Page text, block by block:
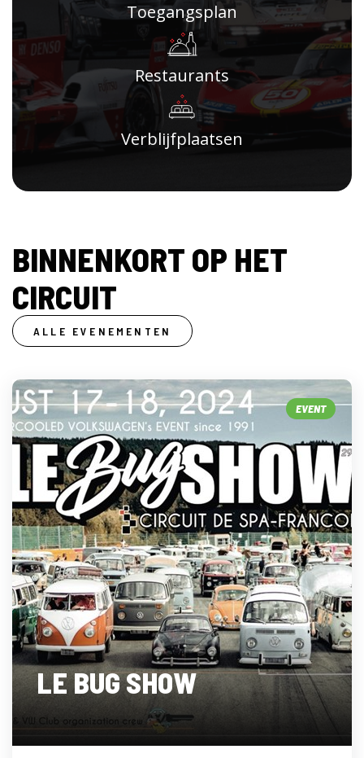
Toegangsplan
Restaurants
Verblijfplaatsen
BINNENKORT OP HET
CIRCUIT
ALLE EVENEMENTEN
LE BUG SHOW
EVENT